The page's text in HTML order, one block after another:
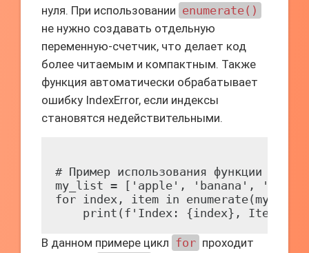
нуля. При использовании enumerate()
не нужно создавать отдельную
переменную-счетчик, что делает код
более читаемым и компактным. Также
функция автоматически обрабатывает
ошибку IndexError, если индексы
становятся недействительными.
# Пример использования функции
my_list = ['apple', 'banana',
for index, item in
В данном примере цикл for проходит